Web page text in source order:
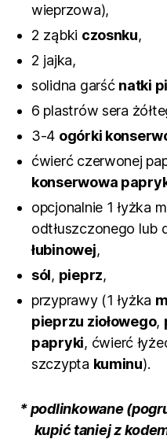
wieprzowa),
2 ząbki czosnku,
2 jajka,
solidna garść natki
6 plastrów sera
3-4 ogórki
ćwierć czerwonej
konserwowa
opcjonalnie 1 łyżka
odtłuszczonego lub
łubinowej,
sól, pieprz,
przyprawy (1 łyżka
pieprzu ziołowego,
papryki, ćwierć
szczypta kuminu).
* podlinkowane
kupić taniej z